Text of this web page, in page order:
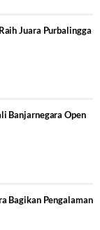
Juara Purbalingga
Banjarnegara Open
Bagikan Pengalaman